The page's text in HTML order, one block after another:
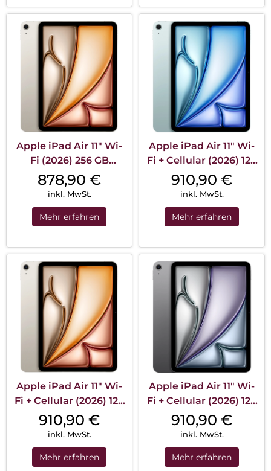
Apple iPad Air 11″ Wi-
Fi (2026) 256 GB
Polarstern
878,90 €
inkl. MwSt.
Mehr erfahren
Apple iPad Air 11″ Wi-
Fi + Cellular (2026) 128
GB Blau
910,90 €
inkl. MwSt.
Mehr erfahren
Apple iPad Air 11″ Wi-
Fi + Cellular (2026) 128
GB Polarstern
910,90 €
inkl. MwSt.
Mehr erfahren
Apple iPad Air 11″ Wi-
Fi + Cellular (2026) 128
GB Space Grau
910,90 €
inkl. MwSt.
Mehr erfahren